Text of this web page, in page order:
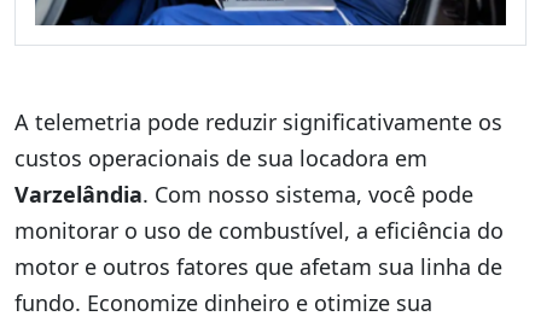
A telemetria pode reduzir significativamente os
custos operacionais de sua locadora em
Varzelândia. Com nosso sistema, você pode
monitorar o uso de combustível, a eficiência do
motor e outros fatores que afetam sua linha de
fundo. Economize dinheiro e otimize sua